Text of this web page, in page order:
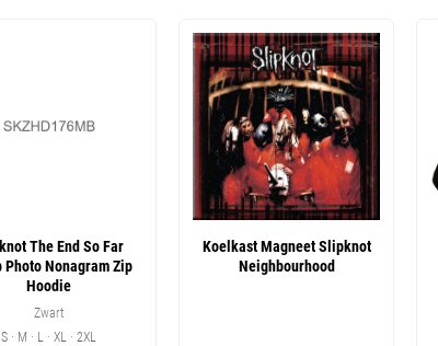
The End So Far
Photo Nonagram Zip
Hoodie
Zwart
S · M · L · XL · 2XL
Koelkast Magneet Slipknot
Neighbourhood